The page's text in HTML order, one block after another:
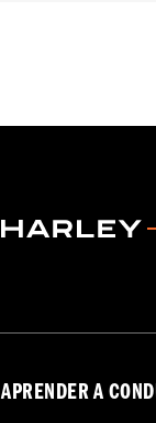
APRENDER A